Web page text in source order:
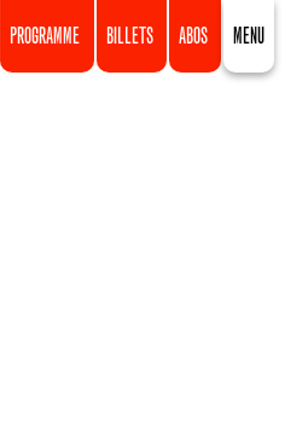
PROGRAMME BILLETS ABOS MENU